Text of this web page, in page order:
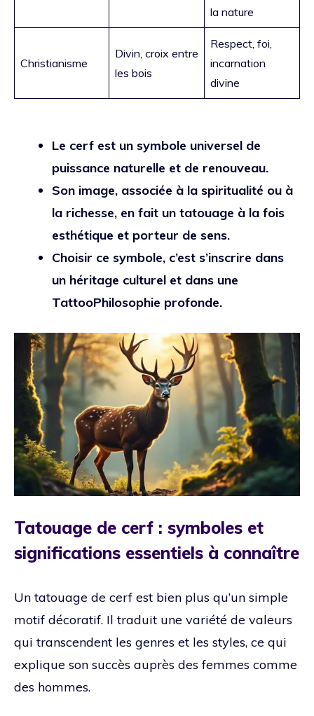
la nature
Christianisme
Divin, croix entre
les bois
Respect, foi,
incarnation
divine
Le cerf est un symbole universel de
puissance naturelle et de renouveau.
Son image, associée à la spiritualité ou à
la richesse, en fait un tatouage à la fois
esthétique et porteur de sens.
Choisir ce symbole, c’est s’inscrire dans
un héritage culturel et dans une
TattooPhilosophie profonde.
Tatouage de cerf : symboles et
significations essentiels à connaître
Un tatouage de cerf est bien plus qu’un simple
motif décoratif. Il traduit une variété de valeurs
qui transcendent les genres et les styles, ce qui
explique son succès auprès des femmes comme
des hommes.